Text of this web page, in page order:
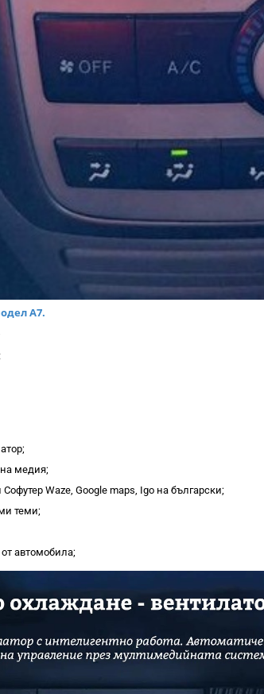
А7.
медия;
Waze, Google maps, Igo на български;
теми;
автомобила;